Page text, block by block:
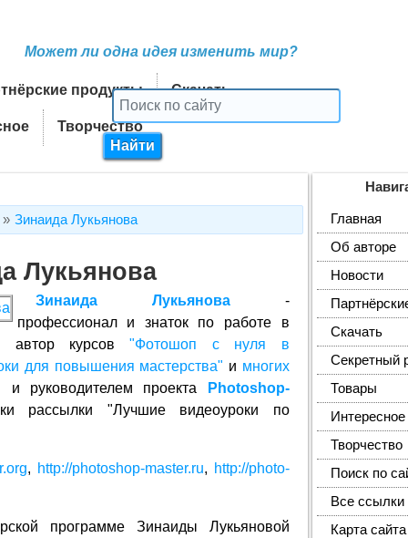
Может ли одна идея изменить мир?
продукты Скачать
Творчество
Зинаида Лукьянова
Лукьянова
Зинаида Лукьянова-
профессионал и знаток по работе в
автор курсов"Фотошоп с нуля в
для повышения мастерства" и многих
и руководителем проекта
Photoshop-
рассылки "Лучшие видеоуроки по
, http://photoshop-master.ru, http://photo-
программе Зинаиды Лукьяновой
Главная
Об авторе
Новости
Скачать
Секретный
Товары
Интересное
Творчество
Поиск по
Все ссылки
Карта сайта